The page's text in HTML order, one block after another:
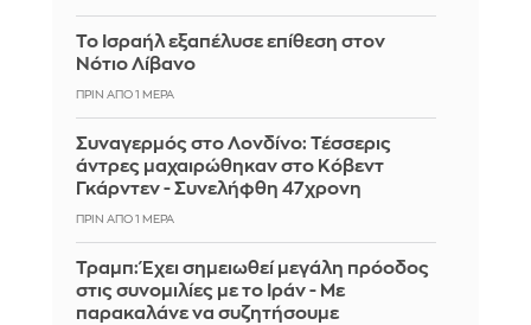
Το Ισραήλ εξαπέλυσε επίθεση στον
Νότιο Λίβανο
ΠΡΙΝ ΑΠΌ 1 ΜΈΡΑ
Συναγερμός στο Λονδίνο: Τέσσερις
άντρες μαχαιρώθηκαν στο Κόβεντ
Γκάρντεν - Συνελήφθη 47χρονη
ΠΡΙΝ ΑΠΌ 1 ΜΈΡΑ
Τραμπ: Έχει σημειωθεί μεγάλη πρόοδος
στις συνομιλίες με το Ιράν - Με
παρακαλάνε να συζητήσουμε